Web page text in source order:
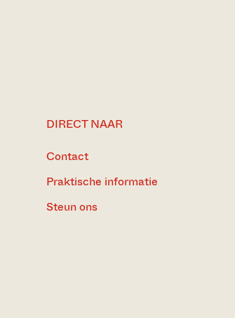
DIRECT NAAR
Contact
Praktische informatie
Steun ons